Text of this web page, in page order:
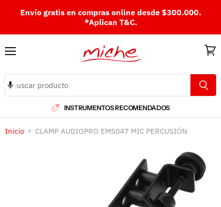
Envío gratis en compras online desde $300.000.
*Aplican T&C.
INSTRUMENTOS RECOMENDADOS
Inicio CLAMP AUDIOPRO EMS047 MIC PERCUSIÓN